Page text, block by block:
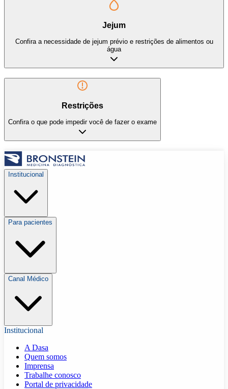
Jejum
Confira a necessidade de jejum prévio e restrições de alimentos ou
água
Restrições
Confira o que pode impedir você de fazer o exame
Institucional
Para pacientes
Canal Médico
Institucional
A Dasa
Quem somos
Imprensa
Trabalhe conosco
Portal de privacidade